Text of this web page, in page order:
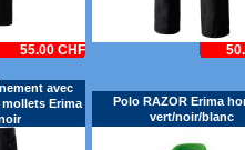
55.00 CHF
avec
Erima
Polo RAZOR Erima
vert/noir/blanc